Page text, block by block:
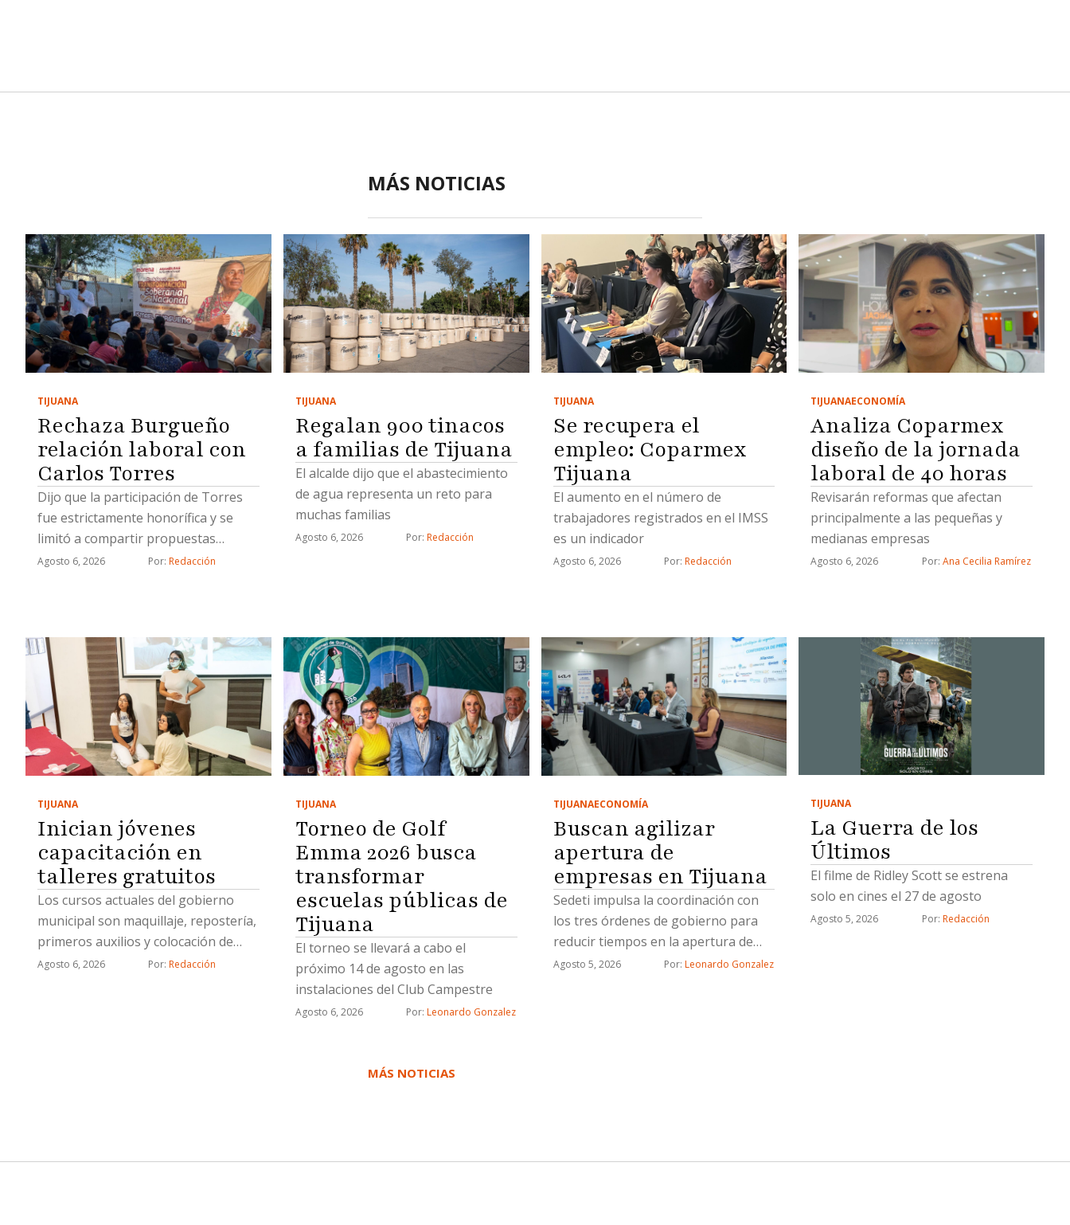
MÁS NOTICIAS
TIJUANA
Rechaza Burgueño
relación laboral con
Carlos Torres
Dijo que la participación de Torres
fue estrictamente honorífica y se
limitó a compartir propuestas
relacionadas con proyectos
Agosto 6, 2026 Por: Redacción
TIJUANA
Regalan 900 tinacos
a familias de Tijuana
El alcalde dijo que el abastecimiento
de agua representa un reto para
muchas familias
Agosto 6, 2026 Por: Redacción
TIJUANA
Se recupera el
empleo: Coparmex
Tijuana
El aumento en el número de
trabajadores registrados en el IMSS
es un indicador
Agosto 6, 2026 Por: Redacción
TIJUANAECONOMÍA
Analiza Coparmex
diseño de la jornada
laboral de 40 horas
Revisarán reformas que afectan
principalmente a las pequeñas y
medianas empresas
Agosto 6, 2026 Por: Ana Cecilia Ramírez
TIJUANA
Inician jóvenes
capacitación en
talleres gratuitos
Los cursos actuales del gobierno
municipal son maquillaje, repostería,
primeros auxilios y colocación de
uñas acrílicas
Agosto 6, 2026 Por: Redacción
TIJUANA
Torneo de Golf
Emma 2026 busca
transformar
escuelas públicas de
Tijuana
El torneo se llevará a cabo el
próximo 14 de agosto en las
instalaciones del Club Campestre
Agosto 6, 2026 Por: Leonardo Gonzalez
TIJUANAECONOMÍA
Buscan agilizar
apertura de
empresas en Tijuana
Sedeti impulsa la coordinación con
los tres órdenes de gobierno para
reducir tiempos en la apertura de
nuevos negocios
Agosto 5, 2026 Por: Leonardo Gonzalez
TIJUANA
La Guerra de los
Últimos
El filme de Ridley Scott se estrena
solo en cines el 27 de agosto
Agosto 5, 2026 Por: Redacción
MÁS NOTICIAS